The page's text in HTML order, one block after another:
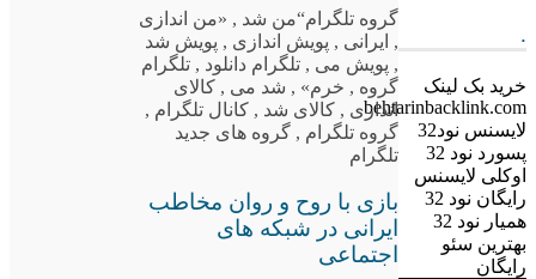
.
خرید بک لینک
behtarinbacklink.com
لایسنس نود32
پسورد نود 32
اوکلی لایسنس
رایگان نود 32
همیار نود 32
بهترین سئو
رایگان
گروه تلگرام“من شد , «من اندازی
, ایرانی , پویش اندازی , پویش شد
, پویش می , تلگرام دانلود , تلگرام
گروه , خرم» , شد می , کالای
اندازی , کالای شد , کانال تلگرام ,
گروه تلگرام , گروه های جدید
تلگرام
بازی با روح و روان مخاطب
ایرانی در شبکه های
اجتماعی